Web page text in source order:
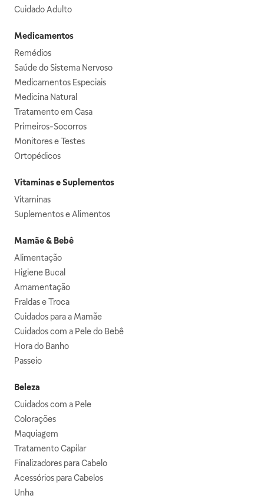
Cuidado Adulto
Medicamentos
Remédios
Saúde do Sistema Nervoso
Medicamentos Especiais
Medicina Natural
Tratamento em Casa
Primeiros-Socorros
Monitores e Testes
Ortopédicos
Vitaminas e Suplementos
Vitaminas
Suplementos e Alimentos
Mamãe & Bebê
Alimentação
Higiene Bucal
Amamentação
Fraldas e Troca
Cuidados para a Mamãe
Cuidados com a Pele do Bebê
Hora do Banho
Passeio
Beleza
Cuidados com a Pele
Colorações
Maquiagem
Tratamento Capilar
Finalizadores para Cabelo
Acessórios para Cabelos
Unha